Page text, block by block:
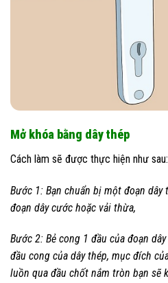
Mở khóa bằng dây thép
Cách làm sẽ được thực hiện như sau:
Bước 1: Bạn chuẩn bị một đoạn
đoạn dây cước hoặc vải thừa,
Bước 2: Bẻ cong 1 đầu của đoạn
đầu cong của dây thép, mục đích
luồn qua đầu chốt nắm tròn bạn sẽ